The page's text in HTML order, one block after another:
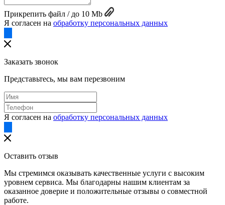
Прикрепить файл / до 10 Mb
Я согласен на обработку персональных данных
Заказать звонок
Представьтесь, мы вам перезвоним
Я согласен на обработку персональных данных
Оставить отзыв
Мы стремимся оказывать качественные услуги с высоким
уровнем сервиса. Мы благодарны нашим клиентам за
оказанное доверие и положительные отзывы о совместной
работе.